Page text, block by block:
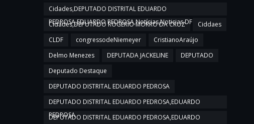
Cidades,DEPUTADO DISTRITAL EDUARDO
PEDROSA,EDUARDO PEDROSA,Notícias,Noticias DF
Cidades,DEPUTADO ROGERIO MORRO DA CRUZ
Ciddaes
CLDF
congressodeNiemeyer
CristianoAraújo
Delmo Menezes
DEPUTADA JACKELINE
DEPUTADO
Deputado Destaque
DEPUTADO DISTRITAL EDUARDO PEDROSA
DEPUTADO DISTRITAL EDUARDO PEDROSA,EDUARDO
PEDROSA
DEPUTADO DISTRITAL EDUARDO PEDROSA,EDUARDO